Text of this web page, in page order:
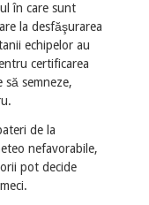
în care sunt
la desfăşurarea
echipelor au
certificarea
semneze,
de la
nefavorabile,
pot decide